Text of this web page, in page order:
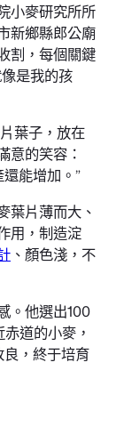
小麥研究所所
新鄉縣郎公廟
割，每個關鍵
是我的孩
葉子，放在
意的笑容：
能增加。”
葉片薄而大、
用，制造淀
、顏色淺，不
。他選出100
道的小麥，
，終于培育